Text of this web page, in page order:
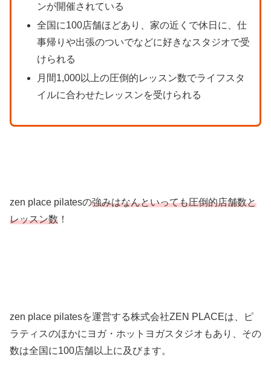
ンが開催されている
全国に100店舗ほどあり、家の近くで休日に、仕
事帰りや出張のついでなどに好きなスタジオで受
けられる
月間1,000以上の圧倒的レッスン数でライフスタ
イルに合わせたレッスンを受けられる
zen place pilatesの強みはなんといっても圧倒的店舗数と
レッスン数 ！
zen place pilatesを運営する株式会社ZEN PLACEは、ピ
ラティスのほかにヨガ・ホットヨガスタジオもあり、その
数は全国に100店舗以上に及びます。